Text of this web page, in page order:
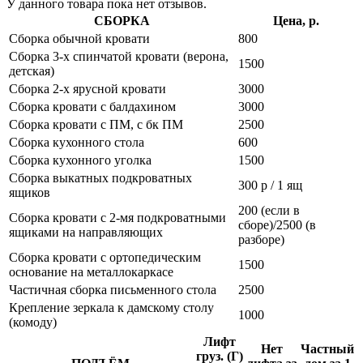
У данного товара пока нет отзывов.
СБОРКА
Цена, р.
Сборка обычной кровати
800
Сборка 3-х спинчатой кровати (верона,
детская)
1500
Сборка 2-х ярусной кровати
3000
Сборка кровати с балдахином
3000
Сборка кровати с ПМ, с бк ПМ
2500
Сборка кухонного стола
600
Сборка кухонного уголка
1500
Сборка выкатных подкроватных
ящиков
300 р / 1 ящ
Сборка кровати с 2-мя подкроватными
ящиками на направляющих
200 (если в
сборе)/2500 (в
разборе)
Сборка кровати с ортопедическим
основание на металлокаркасе
1500
Частичная сборка письменного стола
2500
Крепление зеркала к дамскому столу
(комоду)
1000
Лифт
груз. (Г)
Нет
Частный